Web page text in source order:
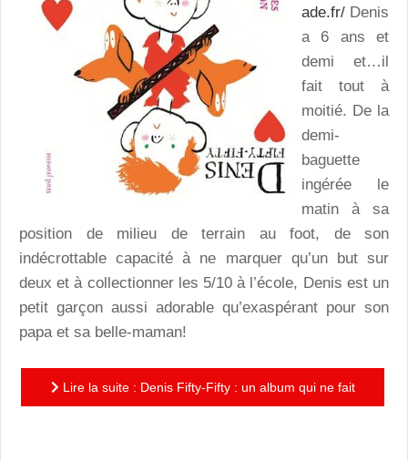
ade.fr/ Denis
a 6 ans et
demi et…il
fait tout à
moitié. De la
demi-
baguette
ingérée le
matin à sa
position de milieu de terrain au foot, de son
indécrottable capacité à ne marquer qu’un but sur
deux et à collectionner les 5/10 à l’école, Denis est un
petit garçon aussi adorable qu’exaspérant pour son
papa et sa belle-maman!
Lire la suite : Denis Fifty-Fifty : un album qui ne fait